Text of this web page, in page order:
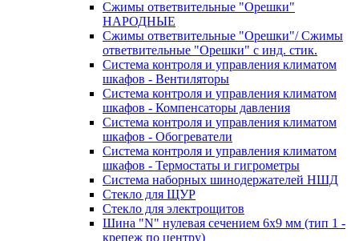
Сжимы ответвительные "Орешки"
НАРОДНЫЕ
Сжимы ответвительные "Орешки"/ Сжимы
ответвительные "Орешки" с инд. стик.
Система контроля и управления климатом
шкафов - Вентиляторы
Система контроля и управления климатом
шкафов - Компенсаторы давления
Система контроля и управления климатом
шкафов - Обогреватели
Система контроля и управления климатом
шкафов - Термостаты и гигрометры
Система наборных шинодержателей НШД
Стекло для ЩУР
Стекло для электрощитов
Шина "N" нулевая сечением 6х9 мм (тип 1 -
крепеж по центру)